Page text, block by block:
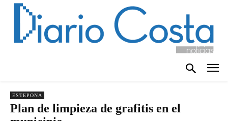
ESTEPONA
Plan de limpieza de grafitis en el